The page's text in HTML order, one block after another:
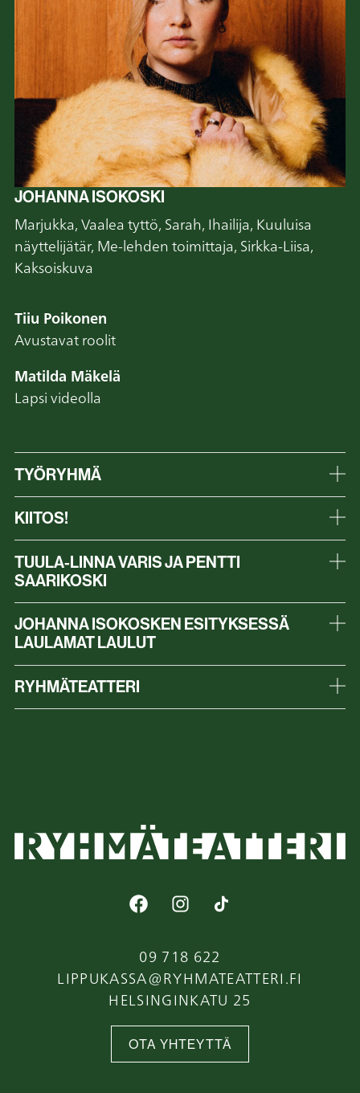
JOHANNA ISOKOSKI
Marjukka, Vaalea tyttö, Sarah, Ihailija, Kuuluisa
näyttelijätär, Me-lehden toimittaja, Sirkka-Liisa,
Kaksoiskuva
Tiiu Poikonen
Avustavat roolit
Matilda Mäkelä
Lapsi videolla
TYÖRYHMÄ
KIITOS!
TUULA-LINNA VARIS JA PENTTI
SAARIKOSKI
JOHANNA ISOKOSKEN ESITYKSESSÄ
LAULAMAT LAULUT
RYHMÄTEATTERI
09 718 622
LIPPUKASSA@RYHMATEATTERI.FI
HELSINGINKATU 25
OTA YHTEYTTÄ